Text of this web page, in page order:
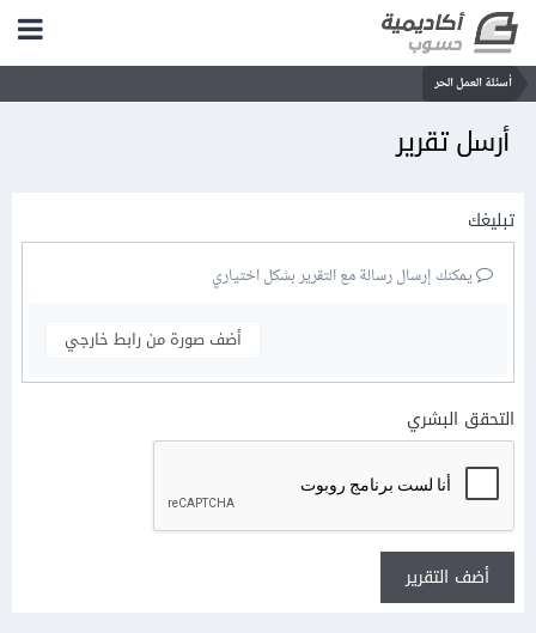
أسئلة العمل الحر
أرسل تقرير
تبليغك
يمكنك إرسال رسالة مع التقرير بشكل اختياري
أضف صورة من رابط خارجي
التحقق البشري
أضف التقرير